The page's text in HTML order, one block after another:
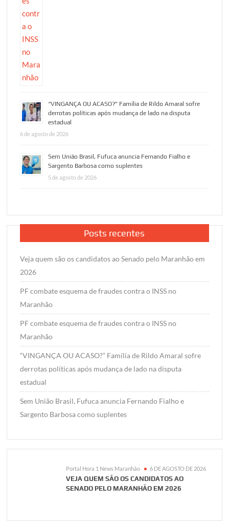
“VINGANÇA OU ACASO?” Família de Rildo Amaral sofre
derrotas políticas após mudança de lado na disputa
estadual
6 de agosto de 2026
Sem União Brasil, Fufuca anuncia Fernando Fialho e
Sargento Barbosa como suplentes
5 de agosto de 2026
Posts recentes
Veja quem são os candidatos ao Senado pelo Maranhão em
2026
PF combate esquema de fraudes contra o INSS no
Maranhão
PF combate esquema de fraudes contra o INSS no
Maranhão
“VINGANÇA OU ACASO?” Família de Rildo Amaral sofre
derrotas políticas após mudança de lado na disputa
estadual
Sem União Brasil, Fufuca anuncia Fernando Fialho e
Sargento Barbosa como suplentes
Portal Hora 1 News Maranhão 6 DE AGOSTO DE 2026
VEJA QUEM SÃO OS CANDIDATOS AO
SENADO PELO MARANHÃO EM 2026